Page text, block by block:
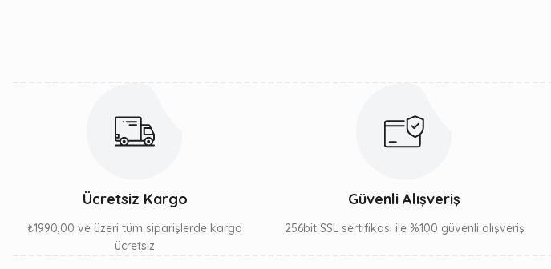
Ücretsiz Kargo
₺1990,00 ve üzeri tüm siparişlerde kargo
ücretsiz
Güvenli Alışveriş
256bit SSL sertifikası ile %100 güvenli alışveriş